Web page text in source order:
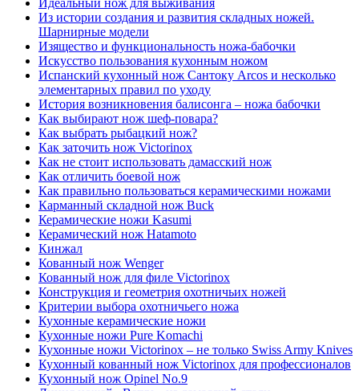
Идеальный нож для выживания
Из истории создания и развития складных ножей.
Шарнирные модели
Изящество и функциональность ножа-бабочки
Искусство пользования кухонным ножом
Испанский кухонный нож Сантоку Arcos и несколько
элементарных правил по уходу
История возникновения балисонга – ножа бабочки
Как выбирают нож шеф-повара?
Как выбрать рыбацкий нож?
Как заточить нож Victorinox
Как не стоит использовать дамасский нож
Как отличить боевой нож
Как правильно пользоваться керамическими ножами
Карманный складной нож Buck
Керамические ножи Kasumi
Керамический нож Hatamoto
Кинжал
Кованный нож Wenger
Кованный нож для филе Victorinox
Конструкция и геометрия охотничьих ножей
Критерии выбора охотничьего ножа
Кухонные керамические ножи
Кухонные ножи Pure Komachi
Кухонные ножи Victorinox – не только Swiss Army Knives
Кухонный кованный нож Victorinox для профессионалов
Кухонный нож Opinel No.9